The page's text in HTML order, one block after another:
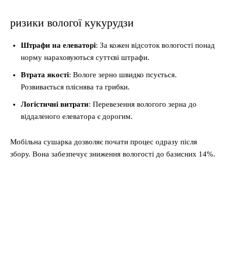
ризики вологої кукурудзи
Штрафи на елеваторі: За кожен відсоток вологості понад
норму нараховуються суттєві штрафи.
Втрата якості: Вологе зерно швидко псується.
Розвивається пліснява та грибки.
Логістичні витрати: Перевезення вологого зерна до
віддаленого елеватора є дорогим.
Мобільна сушарка дозволяє почати процес одразу після
збору. Вона забезпечує зниження вологості до базисних 14%.